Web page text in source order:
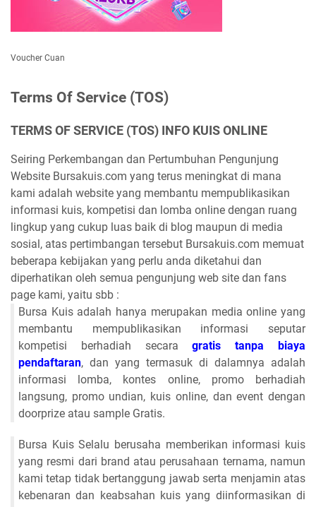
Voucher Cuan
Terms Of Service (TOS)
TERMS OF SERVICE (TOS) INFO KUIS ONLINE
Seiring Perkembangan dan Pertumbuhan Pengunjung
Website Bursakuis.com yang terus meningkat di mana
kami adalah website yang membantu mempublikasikan
informasi kuis, kompetisi dan lomba online dengan ruang
lingkup yang cukup luas baik di blog maupun di media
sosial, atas pertimbangan tersebut Bursakuis.com memuat
beberapa kebijakan yang perlu anda diketahui dan
diperhatikan oleh semua pengunjung web site dan fans
page kami, yaitu sbb :
Bursa Kuis adalah hanya merupakan media online yang
membantu mempublikasikan informasi seputar
kompetisi berhadiah secaragratis tanpa biaya
pendaftaran, dan yang termasuk di dalamnya adalah
informasi lomba, kontes online, promo berhadiah
langsung, promo undian, kuis online, dan event dengan
doorprize atau sample Gratis.
Bursa Kuis Selalu berusaha memberikan informasi kuis
yang resmi dari brand atau perusahaan ternama, namun
kami tetap tidak bertanggung jawab serta menjamin atas
kebenaran dan keabsahan kuis yang diinformasikan di